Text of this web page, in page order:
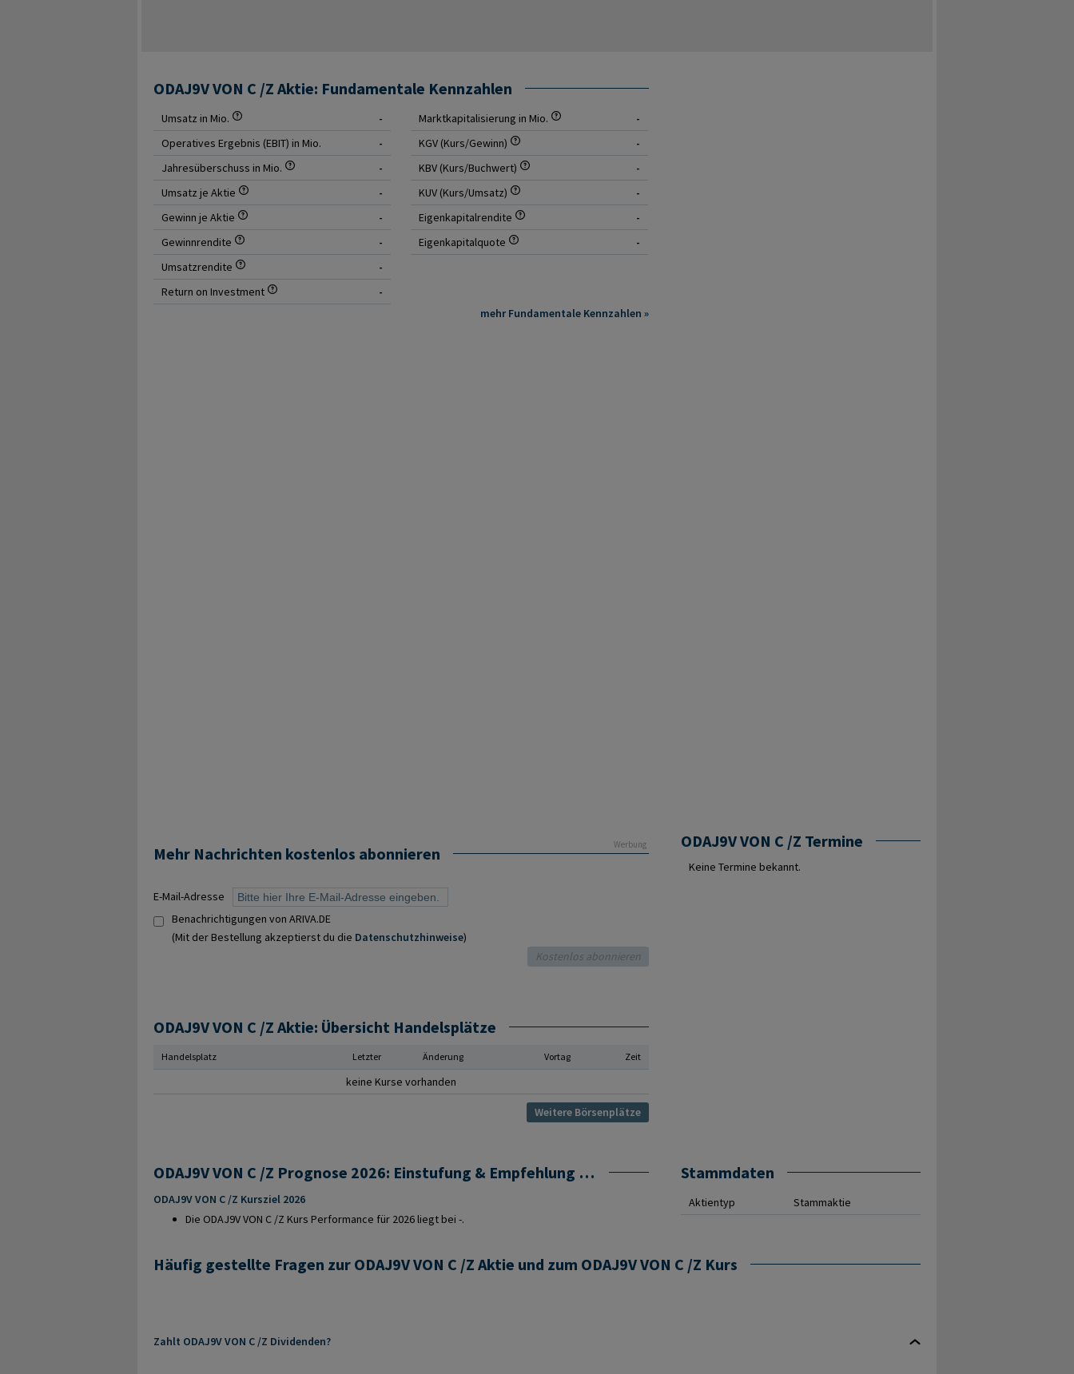
ODAJ9V VON C /Z Aktie: Fundamentale Kennzahlen
Umsatz in Mio.
-
Operatives Ergebnis (EBIT) in Mio.
-
Jahresüberschuss in Mio.
-
Umsatz je Aktie
-
Gewinn je Aktie
-
Gewinnrendite
-
Umsatzrendite
-
Return on Investment
-
Marktkapitalisierung in Mio.
-
KGV (Kurs/Gewinn)
-
KBV (Kurs/Buchwert)
-
KUV (Kurs/Umsatz)
-
Eigenkapitalrendite
-
Eigenkapitalquote
-
mehr Fundamentale Kennzahlen »
Werbung
Mehr Nachrichten kostenlos abonnieren
E-Mail-Adresse
Benachrichtigungen von ARIVA.DE
(Mit der Bestellung akzeptierst du die Datenschutzhinweise)
ODAJ9V VON C /Z Termine
Keine Termine bekannt.
ODAJ9V VON C /Z Aktie: Übersicht Handelsplätze
Handelsplatz Letzter Änderung Vortag Zeit
keine Kurse vorhanden
Weitere Börsenplätze
ODAJ9V VON C /Z Prognose 2026: Einstufung & Empfehlung von Analysten
ODAJ9V VON C /Z Kursziel 2026
Die ODAJ9V VON C /Z Kurs Performance für 2026 liegt bei -.
Stammdaten
Aktientyp Stammaktie
Häufig gestellte Fragen zur ODAJ9V VON C /Z Aktie und zum ODAJ9V VON C /Z Kurs
Zahlt ODAJ9V VON C /Z Dividenden?